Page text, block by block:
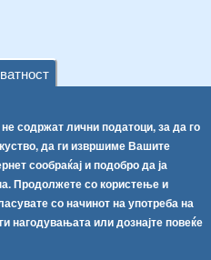
содржат лични податоци, за да го
да ги извршиме Вашите
сообраќај и подобро да ја
Продолжете со користење и
со начинот на употреба на
нагодувањата или дознајте повеќе